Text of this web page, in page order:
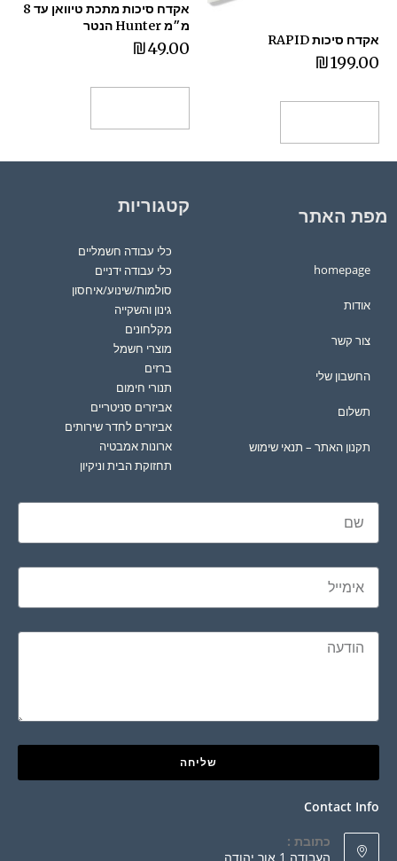
אקדח סיכות RAPID
₪199.00
אקדח סיכות מתכת טיוואן עד 8
מ״מ Hunter הנטר
₪49.00
מפת האתר
homepage
אודות
צור קשר
החשבון שלי
תשלום
תקנון האתר – תנאי שימוש
קטגוריות
כלי עבודה חשמליים
כלי עבודה ידניים
סולמות/שינוע/איחסון
גינון והשקייה
מקלחונים
מוצרי חשמל
ברזים
תנורי חימום
אביזרים סניטריים
אביזרים לחדר שירותים
ארונות אמבטיה
תחזוקת הבית וניקיון
שליחה
Contact Info
כתובת :
העבודה 1 אור יהודה